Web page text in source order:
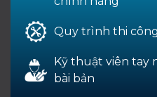
Quy trình thi
Kỹ thuật viên tay
bài bản